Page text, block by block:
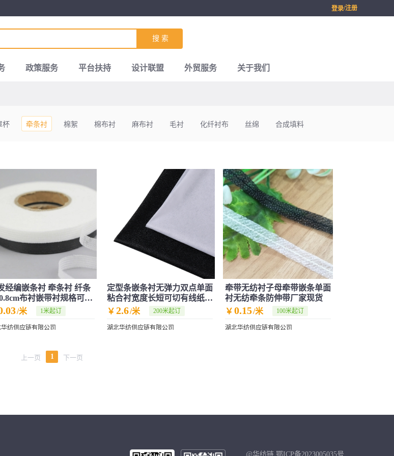
登录/注册
搜 索
政策服务 平台扶持 设计联盟 外贸服务 关于我们
杯 牵条衬 棉絮 棉布衬 麻布衬 毛衬 化纤衬布 丝绵 合成填料
经编嵌条衬 牵条衬 纤条
布衬嵌带衬规格可定
/米 1米起订
纺供应链有限公司
定型条嵌条衬无弹力双点单面
粘合衬宽度长短可切有线纸衬
牵条直纹
￥ 2.6/米 200米起订
湖北华纺供应链有限公司
牵带无纺衬子母牵带嵌条单面
衬无纺牵条防伸带厂家现货
￥ 0.15/米 100米起订
湖北华纺供应链有限公司
上一页 1 下一页
@华纺链 鄂ICP备2023005035号